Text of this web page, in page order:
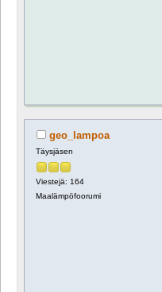
geo_lampoa
Täysjäsen
Viestejä: 164
Maalämpöfoorumi